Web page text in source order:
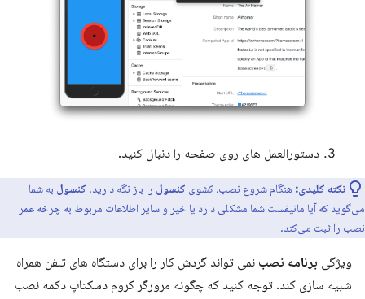
دستورالعمل های روی صفحه را دنبال کنید.
نکته کلیدی: هنگام شروع نصب، کشوی کنسول را باز نگه دارید. کنسول به شما
می‌گوید که آیا مانیفست شما مشکلی دارد یا خیر و سایر اطلاعات مربوط به چرخه عمر
نصب را ثبت می‌کند.
ویژگی برنامه نصب نمی تواند گردش کار را برای دستگاه های تلفن همراه
شبیه سازی کند. توجه کنید که چگونه مرورگر کروم دسکتاپ دکمه نصب